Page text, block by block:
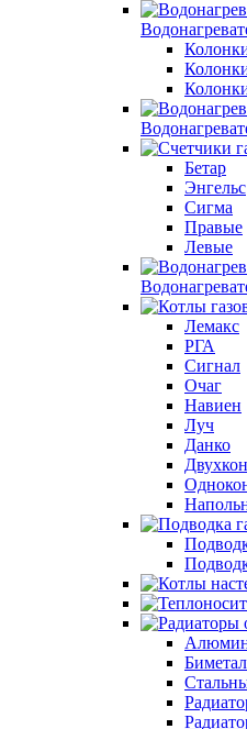
Бетар
Энгельс
Сигма
Правые
Левые
Лемакс
РГА
Сигнал
Очаг
Навиен
Луч
Данко